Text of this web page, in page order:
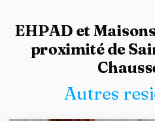
EHPAD et
proximité de
Autres